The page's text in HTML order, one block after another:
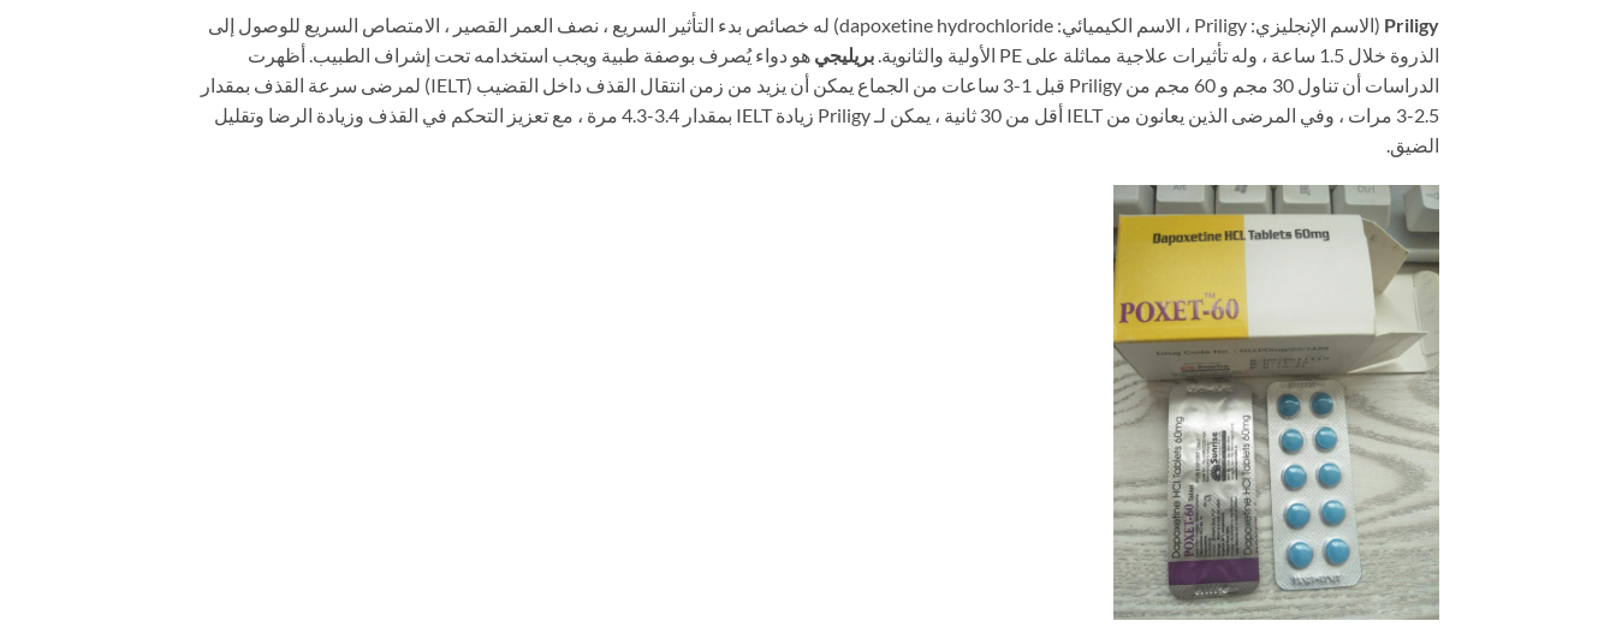
Priligy
(الاسم الإنجليزي: Priligy ، الاسم الكيميائي: dapoxetine hydrochloride) له خصائص بدء التأثير السريع ، نصف العمر القصير ، الامتصاص السريع للوصول إلى
الذروة خلال 1.5 ساعة ، وله تأثيرات علاجية مماثلة على PE الأولية والثانوية.
بريليجي هو دواء يُصرف بوصفة طبية ويجب استخدامه تحت إشراف الطبيب. أظهرت
الدراسات أن تناول 30 مجم و 60 مجم من Priligy قبل 1-3 ساعات من الجماع يمكن أن يزيد من زمن انتقال القذف داخل القضيب (IELT) لمرضى سرعة القذف بمقدار
2.5-3 مرات ، وفي المرضى الذين يعانون من IELT أقل من 30 ثانية ، يمكن لـ Priligy زيادة IELT بمقدار 3.4-4.3 مرة ، مع تعزيز التحكم في القذف وزيادة الرضا وتقليل
الضيق.